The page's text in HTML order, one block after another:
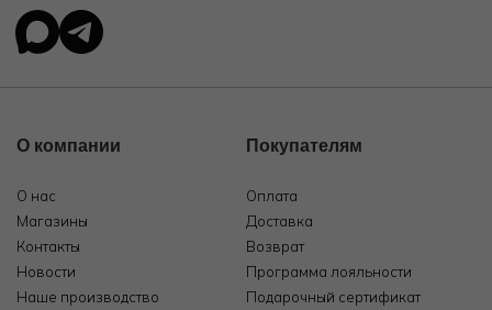
О компании
О нас
Магазины
Контакты
Новости
Наше производство
Покупателям
Оплата
Доставка
Возврат
Программа лояльности
Подарочный сертификат